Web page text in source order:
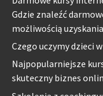
Gdzie znaleźć
możliwością
Czego uczymy dzieci
Najpopularniejsze
skuteczny biznes